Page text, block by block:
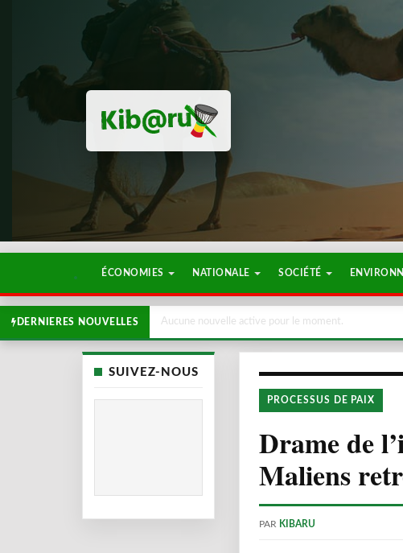
ÉCONOMIES NATIONALE SOCIÉTÉ
DERNIERES NOUVELLES Aucune nouvelle active pour le moment.
SUIVEZ-NOUS
PROCESSUS DE PAIX
Drame de
Maliens
PAR KIBARU